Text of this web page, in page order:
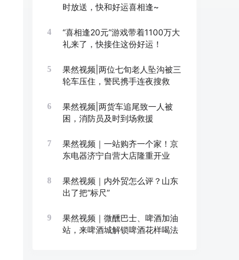
时放送，快和好运喜相逢~
4
“喜相逢20元”游戏带着1100万大
礼来了，快接住这份好运！
5
果然视频|两位七旬老人坠沟被三
轮车压住，警民携手连夜搜救
6
果然视频|两货车追尾致一人被
困，消防员及时到场救援
7
果然视频｜一站购齐一个家！京
东电器济宁自营大店隆重开业
8
果然视频｜内外贸怎么评？山东
出了把“标尺”
9
果然视频｜微醺巴士、啤酒加油
站，来啤酒城解锁啤酒花样喝法